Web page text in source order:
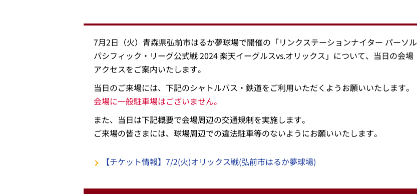
7月2日（火）青森県弘前市はるか夢球場で開催の「リンクステーションナイター パーソル
パシフィック・リーグ公式戦 2024 楽天イーグルスvs.オリックス」について、当日の会場
アクセスをご案内いたします。
当日のご来場には、下記のシャトルバス・鉄道をご利用いただくようお願いいたします。
会場に一般駐車場はございません。
また、当日は下記概要で会場周辺の交通規制を実施します。
ご来場の皆さまには、球場周辺での違法駐車等のないようにお願いいたします。
【チケット情報】7/2(火)オリックス戦(弘前市はるか夢球場)